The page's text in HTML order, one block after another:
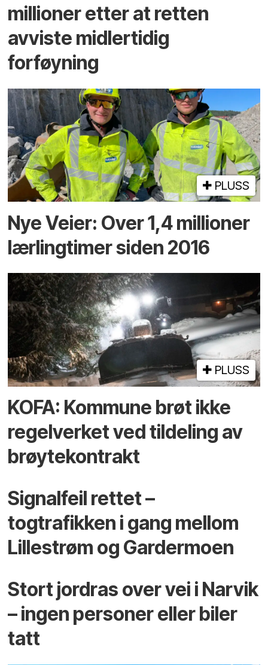
millioner etter at retten
avviste midlertidig
forføyning
PLUSS
Nye Veier: Over 1,4 millioner
lærlingtimer siden 2016
PLUSS
KOFA: Kommune brøt ikke
regelverket ved tildeling av
brøytekontrakt
Signalfeil rettet –
togtrafikken i gang mellom
Lillestrøm og Gardermoen
Stort jordras over vei i Narvik
– ingen personer eller biler
tatt